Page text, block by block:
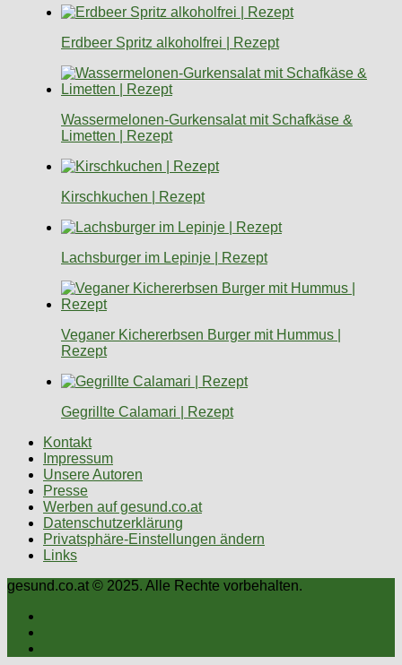
Erdbeer Spritz alkoholfrei | Rezept
Wassermelonen-Gurkensalat mit Schafkäse &
Limetten | Rezept
Kirschkuchen | Rezept
Lachsburger im Lepinje | Rezept
Veganer Kichererbsen Burger mit Hummus |
Rezept
Gegrillte Calamari | Rezept
Kontakt
Impressum
Unsere Autoren
Presse
Werben auf gesund.co.at
Datenschutzerklärung
Privatsphäre-Einstellungen ändern
Links
gesund.co.at © 2025. Alle Rechte vorbehalten.